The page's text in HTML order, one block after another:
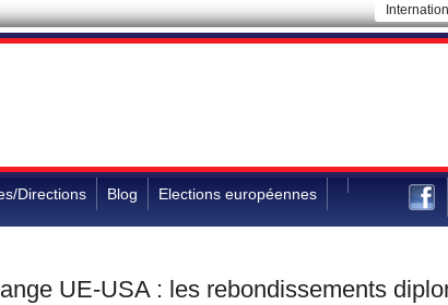
Directions Blog Elections européennes
UE-USA : les rebondissements